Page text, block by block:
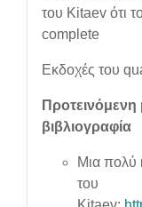
του Kitaev ότι
complete
Εκδοχές του
Προτεινόμενη
βιβλιογραφία
Μια πολύ
του